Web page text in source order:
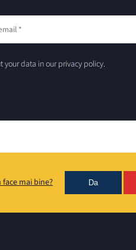
your data in our privacy policy.
mai bine? Da